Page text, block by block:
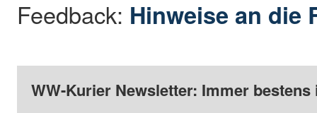
Feedback: Hinweise an die
WW-Kurier Newsletter: Immer